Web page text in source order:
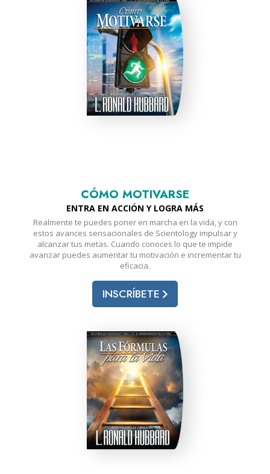
CÓMO MOTIVARSE
ENTRA EN ACCIÓN Y LOGRA MÁS
Realmente te puedes poner en marcha en la vida, y con
estos avances sensacionales de Scientology impulsar y
alcanzar tus metas. Cuando conoces lo que te impide
avanzar puedes aumentar tu motivación e incrementar tu
eficacia.
INSCRÍBETE